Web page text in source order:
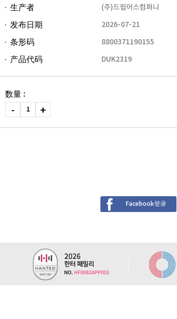
生产者 (주)드림어스컴퍼니
发布日期 2026-07-21
条形码 8800371190155
产品代码 DUK2319
数量 :
Facebook登录